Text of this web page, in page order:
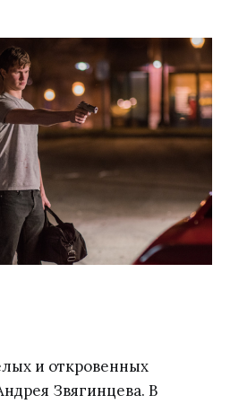
и откровенных
Звягинцева. В